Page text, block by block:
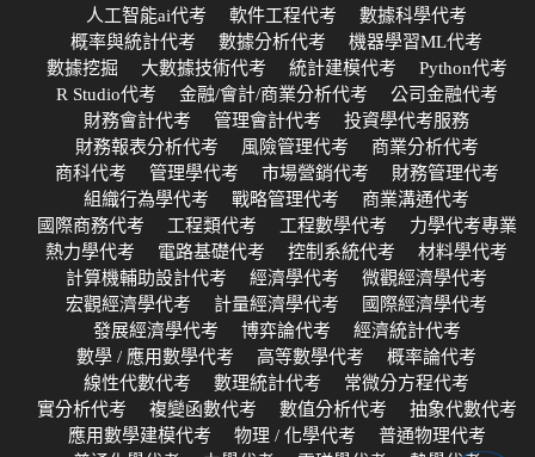
人工智能ai代考
軟件工程代考
數據科學代考
概率與統計代考
數據分析代考
機器學習ML代考
數據挖掘
大數據技術代考 統計建模代考
Python代考
R Studio代考
金融/會計/商業分析代考
公司金融代考
財務會計代考
管理會計代考
投資學代考服務
財務報表分析代考
風險管理代考
商業分析代考
商科代考
管理學代考 市場營銷代考
財務管理代考
組織行為學代考
戰略管理代考
商業溝通代考
國際商務代考
工程類代考 工程數學代考
力學代考專業
熱力學代考
電路基礎代考 控制系統代考
材料學代考
計算機輔助設計代考
經濟學代考
微觀經濟學代考
宏觀經濟學代考
計量經濟學代考
國際經濟學代考
發展經濟學代考
博弈論代考
經濟統計代考
數學 / 應用數學代考
高等數學代考
概率論代考
線性代數代考
數理統計代考
常微分方程代考
實分析代考
複變函數代考 數值分析代考
抽象代數代考
應用數學建模代考
物理 / 化學代考
普通物理代考